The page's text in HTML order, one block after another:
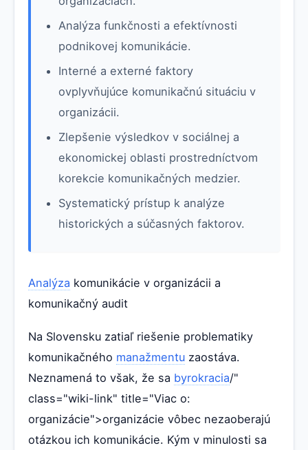
Analýza funkčnosti a efektívnosti
podnikovej komunikácie.
Interné a externé faktory
ovplyvňujúce komunikačnú situáciu v
organizácii.
Zlepšenie výsledkov v sociálnej a
ekonomickej oblasti prostredníctvom
korekcie komunikačných medzier.
Systematický prístup k analýze
historických a súčasných faktorov.
Analýza komunikácie v organizácii a
komunikačný audit
Na Slovensku zatiaľ riešenie problematiky
komunikačného manažmentu zaostáva.
Neznamená to však, že sa byrokracia/"
class="wiki-link" title="Viac o:
organizácie">organizácie vôbec nezaoberajú
otázkou ich komunikácie. Kým v minulosti sa